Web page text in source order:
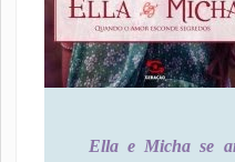
Ella e Micha se